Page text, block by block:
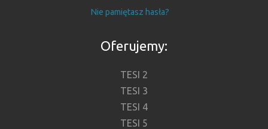
Nie pamiętasz hasła?
Oferujemy:
TESI 2
TESI 3
TESI 4
TESI 5